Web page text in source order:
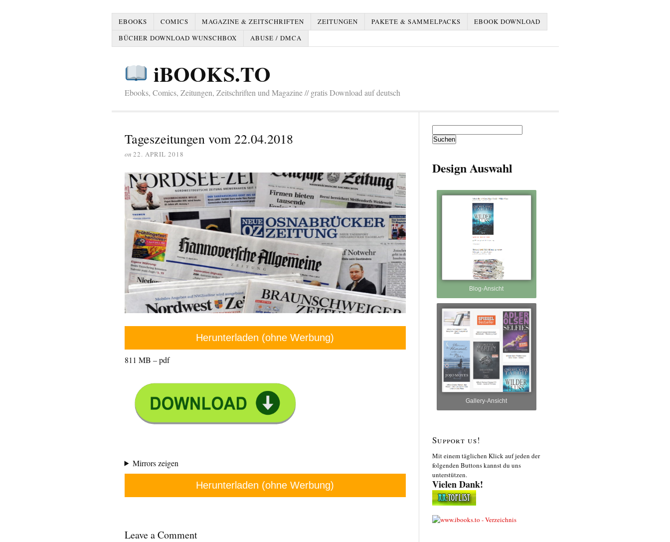
EBOOKS COMICS MAGAZINE & ZEITSCHRIFTEN ZEITUNGEN PAKETE & SAMMELPACKS
EBOOK DOWNLOAD
BÜCHER DOWNLOAD WUNSCHBOX
ABUSE / DMCA
iBOOKS.TO
Ebooks, Comics, Zeitungen, Zeitschriften und Magazine // gratis Download auf deutsch
Tageszeitungen vom 22.04.2018
on 22. APRIL 2018
Herunterladen (ohne Werbung)
811 MB – pdf
Mirrors zeigen
Herunterladen (ohne Werbung)
Leave a Comment
nach:
Design Auswahl
Blog-Ansicht
Gallery-Ansicht
Support us!
Mit einem täglichen Klick auf jeden der
folgenden Buttons kannst du uns
unterstützen.
Vielen Dank!